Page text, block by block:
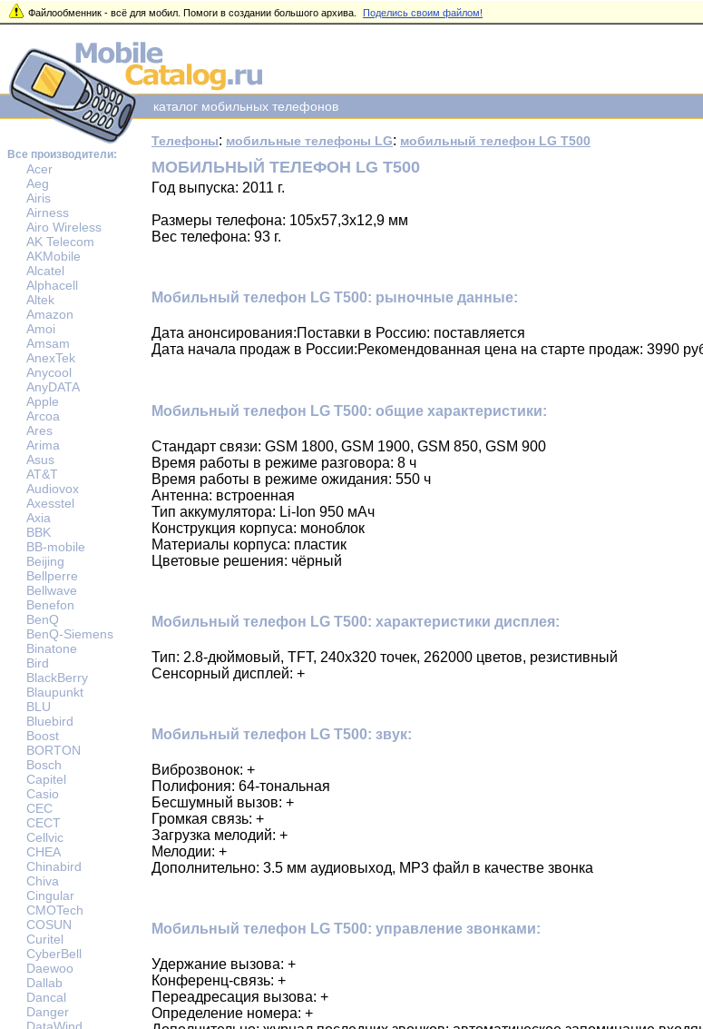
Файлообменник - всё для мобил. Помоги в создании большого архива. Поделись своим файлом!
Все производители:
Acer
Aeg
Airis
Airness
Airo Wireless
AK Telecom
AKMobile
Alcatel
Alphacell
Altek
Amazon
Amoi
Amsam
AnexTek
Anycool
AnyDATA
Apple
Arcoa
Ares
Arima
Asus
AT&T
Audiovox
Axesstel
Axia
BBK
BB-mobile
Beijing
Bellperre
Bellwave
Benefon
BenQ
BenQ-Siemens
Binatone
Bird
BlackBerry
Blaupunkt
BLU
Bluebird
Boost
BORTON
Bosch
Capitel
Casio
CEC
CECT
Cellvic
CHEA
Chinabird
Chiva
Cingular
CMOTech
COSUN
Curitel
CyberBell
Daewoo
Dallab
Dancal
Danger
каталог мобильных телефонов
Телефоны: мобильные телефоны LG: мобильный телефон LG T500
МОБИЛЬНЫЙ ТЕЛЕФОН LG T500
Год выпуска: 2011 г.
Размеры телефона: 105x57,3x12,9 мм
Вес телефона: 93 г.
Мобильный телефон LG T500: рыночные данные:
Дата анонсирования:Поставки в Россию: поставляется
Дата начала продаж в России:Рекомендованная цена на старте продаж: 3990
Мобильный телефон LG T500: общие характеристики:
Стандарт связи: GSM 1800, GSM 1900, GSM 850, GSM 900
Время работы в режиме разговора: 8 ч
Время работы в режиме ожидания: 550 ч
Антенна: встроенная
Тип аккумулятора: Li-Ion 950 мАч
Конструкция корпуса: моноблок
Материалы корпуса: пластик
Цветовые решения: чёрный
Мобильный телефон LG T500: характеристики дисплея:
Тип: 2.8-дюймовый, TFT, 240х320 точек, 262000 цветов, резистивный
Сенсорный дисплей: +
Мобильный телефон LG T500: звук:
Виброзвонок: +
Полифония: 64-тональная
Бесшумный вызов: +
Громкая связь: +
Загрузка мелодий: +
Мелодии: +
Дополнительно: 3.5 мм аудиовыход, MP3 файл в качестве звонка
Мобильный телефон LG T500: управление звонками:
Удержание вызова: +
Конференц-связь: +
Переадресация вызова: +
Определение номера: +